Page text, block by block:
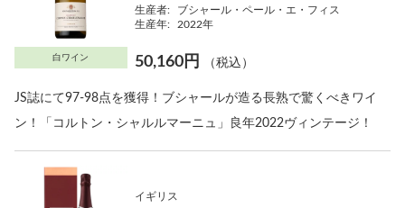
白ワイン
生産者:
ブシャール・ペール・エ・フィス
生産年:
2022年
50,160円 （税込）
JS誌にて97-98点を獲得！ブシャールが造る長熟で驚くべきワイ
ン！「コルトン・シャルルマーニュ」良年2022ヴィンテージ！
イギリス